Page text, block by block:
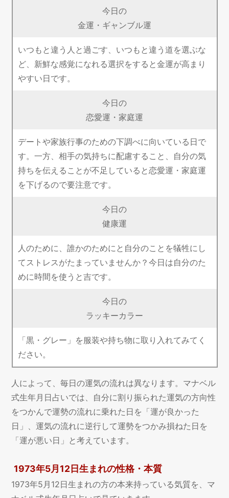
今日の
金運・ギャンブル運
いつもと違う人と過ごす、いつもと違う道を選ぶな
ど、新鮮な感覚になれる選択をすると金運が高まり
やすい日です。
今日の
恋愛運・家庭運
デートや家族行事のための下調べに向いている日で
す。一方、相手の気持ちに配慮すること、自分の気
持ちを伝えることが不足していると恋愛運・家庭運
を下げるので要注意です。
今日の
健康運
人のために、誰かのためにと自分のことを犠牲にし
てストレスがたまっていませんか？今日は自分のた
めに時間を使うと吉です。
今日の
ラッキーカラー
「黒・グレー」を服装や持ち物に取り入れてみてく
ださい。
人によって、毎日の運気の流れは異なります。マナベル
式生年月日占いでは、自分に割り振られた運気の方向性
をつかんで運勢の流れに乗れた日を「運が良かった
日」、運気の流れに逆行して運勢をつかみ損ねた日を
「運が悪い日」と考えています。
1973年5月12日生まれの性格・本質
1973年5月12日生まれの方の本来持っている気質を、マ